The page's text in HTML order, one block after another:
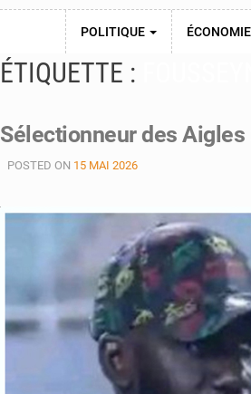
POLITIQUE ÉCONOMIE
ÉTIQUETTE :
Sélectionneur des
POSTED ON 15 MAI 2026